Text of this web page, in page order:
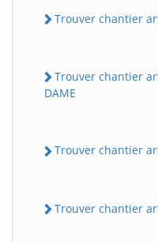
Trouver chantier
Trouver chantier
DAME
Trouver chantier
Trouver chantier